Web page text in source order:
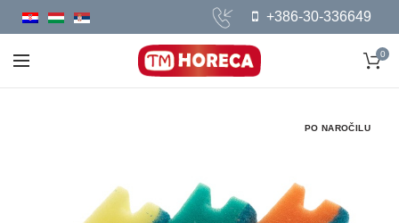
+386-30-336649
0
PO NAROČILU